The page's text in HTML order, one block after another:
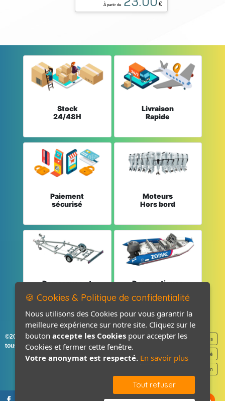
À partir de €
Stock
24/48H
Livraison
Rapide
Paiement
sécurisé
Moteurs
Hors bord
Remorques et
Pneumatiques
©2026-2027 France Accastillage
tous droits réservés
Mentions légales
Politique de confidentialité
Contact / Plan
🍪 Cookies & Politique de confidentialité
Nous utilisons des Cookies pour vous garantir la
meilleure expérience sur notre site. Cliquez sur le
bouton accepte les Cookies pour accepter les
Cookies et fermer cette fenêtre.
Votre anonymat est respecté. En savoir plus
Tout refuser